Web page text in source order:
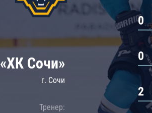
Локомотив
ЦСКА
Шанхайские Драконы
«ХК Сочи»
г. Сочи
Тренер:
0
0
2